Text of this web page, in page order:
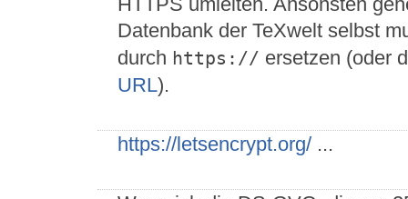
Datenbank der TeXwelt selbst
durch https:// ersetzen (oder
URL).
https://letsencrypt.org/ ...